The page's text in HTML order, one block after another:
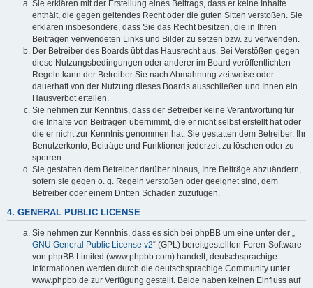
Sie erklären mit der Erstellung eines Beitrags, dass er keine Inhalte
enthält, die gegen geltendes Recht oder die guten Sitten verstoßen. Sie
erklären insbesondere, dass Sie das Recht besitzen, die in Ihren
Beiträgen verwendeten Links und Bilder zu setzen bzw. zu verwenden.
Der Betreiber des Boards übt das Hausrecht aus. Bei Verstößen gegen
diese Nutzungsbedingungen oder anderer im Board veröffentlichten
Regeln kann der Betreiber Sie nach Abmahnung zeitweise oder
dauerhaft von der Nutzung dieses Boards ausschließen und Ihnen ein
Hausverbot erteilen.
Sie nehmen zur Kenntnis, dass der Betreiber keine Verantwortung für
die Inhalte von Beiträgen übernimmt, die er nicht selbst erstellt hat oder
die er nicht zur Kenntnis genommen hat. Sie gestatten dem Betreiber, Ihr
Benutzerkonto, Beiträge und Funktionen jederzeit zu löschen oder zu
sperren.
Sie gestatten dem Betreiber darüber hinaus, Ihre Beiträge abzuändern,
sofern sie gegen o. g. Regeln verstoßen oder geeignet sind, dem
Betreiber oder einem Dritten Schaden zuzufügen.
4. GENERAL PUBLIC LICENSE
Sie nehmen zur Kenntnis, dass es sich bei phpBB um eine unter der „
GNU General Public License v2“ (GPL) bereitgestellten Foren-Software
von phpBB Limited (www.phpbb.com) handelt; deutschsprachige
Informationen werden durch die deutschsprachige Community unter
www.phpbb.de zur Verfügung gestellt. Beide haben keinen Einfluss auf